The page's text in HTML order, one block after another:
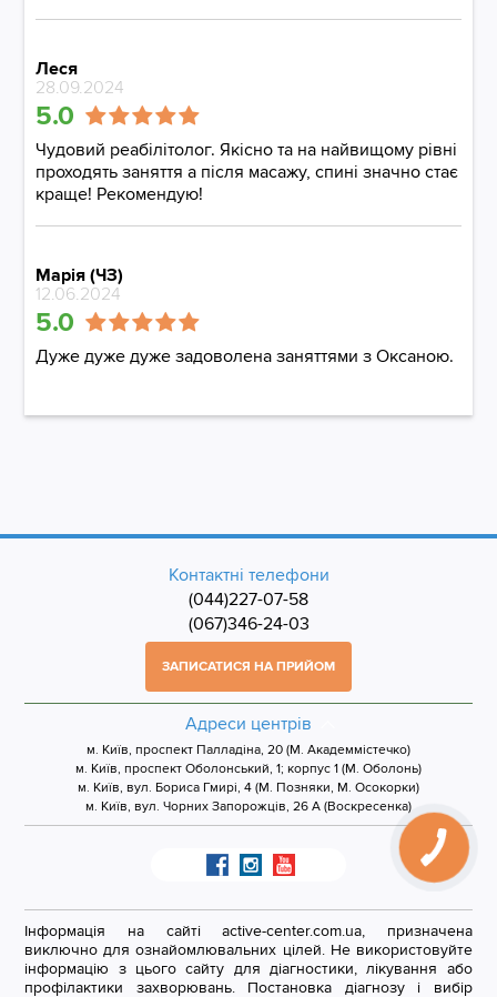
Леся
28.09.2024
5.0
Чудовий реабілітолог. Якісно та на найвищому рівні
проходять заняття а після масажу, спині значно стає
краще! Рекомендую!
Марія (ЧЗ)
12.06.2024
5.0
Дуже дуже дуже задоволена заняттями з Оксаною.
Контактні телефони
(044)227-07-58
(067)346-24-03
ЗАПИСАТИСЯ НА ПРИЙОМ
Адреси центрів
м. Київ, проспект Палладіна, 20 (М. Академмістечко)
м. Київ, проспект Оболонський, 1; корпус 1 (М. Оболонь)
м. Київ, вул. Бориса Гмирі, 4 (М. Позняки, М. Осокорки)
м. Київ, вул. Чорних Запорожців, 26 А (Воскресенка)
Інформація на сайті active-center.com.ua, призначена
виключно для ознайомлювальних цілей. Не використовуйте
інформацію з цього сайту для діагностики, лікування або
профілактики захворювань. Постановка діагнозу і вибір